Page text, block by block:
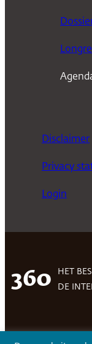
Disclaimer
Privacy
Login
360
HET
DE